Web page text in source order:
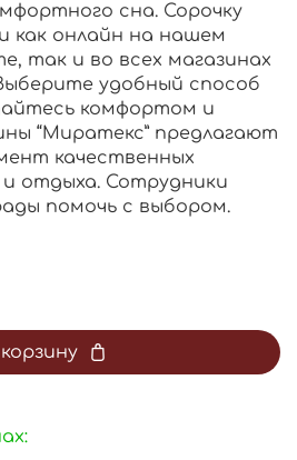
сна. Сорочку
как онлайн на нашем
так и во всех магазинах
удобный способ
комфортом и
“Миратекс” предлагают
качественных
отдыха. Сотрудники
помочь с выбором.